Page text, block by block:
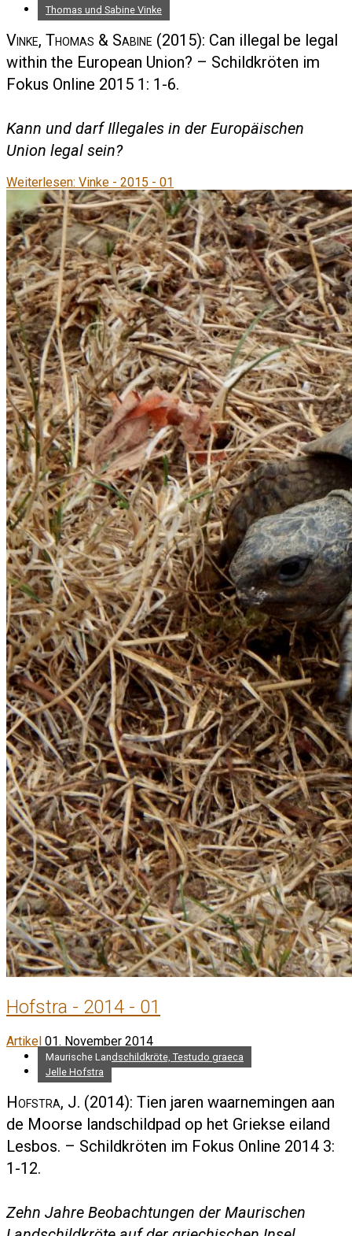
Thomas und Sabine Vinke
Vinke, Thomas & Sabine (2015): Can illegal be legal
within the European Union? – Schildkröten im
Fokus Online 2015 1: 1-6.
Kann und darf Illegales in der Europäischen
Union legal sein?
Weiterlesen: Vinke - 2015 - 01
Hofstra - 2014 - 01
Artikel 01. November 2014
Maurische Landschildkröte, Testudo graeca
Jelle Hofstra
Hofstra, J. (2014): Tien jaren waarnemingen aan
de Moorse landschildpad op het Griekse eiland
Lesbos. – Schildkröten im Fokus Online 2014 3:
1-12.
Zehn Jahre Beobachtungen der Maurischen